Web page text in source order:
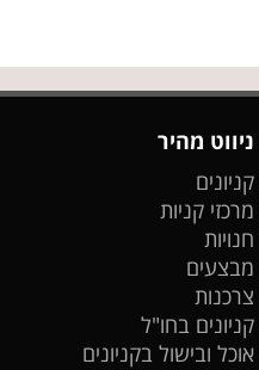
ניווט מהיר
קניונים
מרכזי קניות
חנויות
מבצעים
צרכנות
קניונים בחו"ל
אוכל ובישול בקניונים